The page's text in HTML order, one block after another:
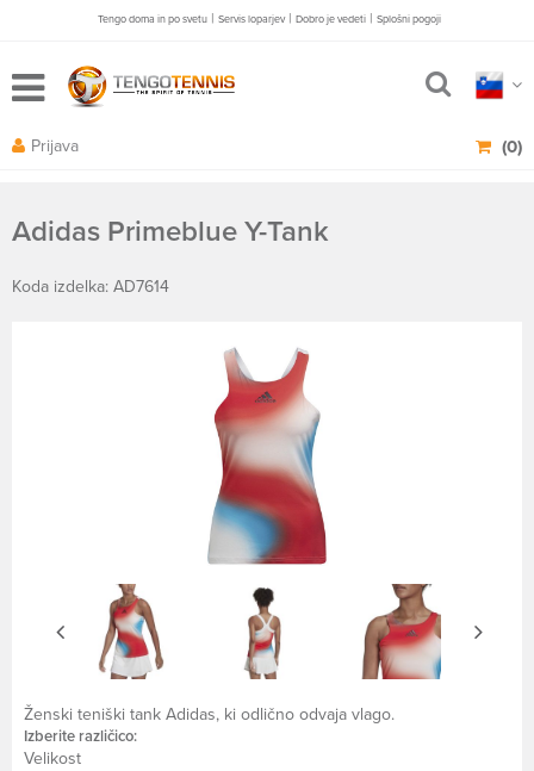
Tengo doma in po svetu | Servis loparjev | Dobro je vedeti | Splošni pogoji
(0)
Prijava
Adidas Primeblue Y-Tank
Koda izdelka: AD7614
Ženski teniški tank Adidas, ki odlično odvaja vlago.
Izberite različico:
Velikost